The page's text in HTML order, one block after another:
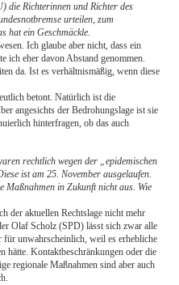
die Richterinnen und Richter des
urteilen, zum
hat ein Geschmäckle.
Ich glaube aber nicht, dass ein
ich eher davon Abstand genommen.
da. Ist es verhältnismäßig, wenn diese
betont. Natürlich ist die
angesichts der Bedrohungslage ist sie
hinterfragen, ob das auch
rechtlich wegen der „epidemischen
ist am 25. November ausgelaufen.
Maßnahmen in Zukunft nicht aus. Wie
der aktuellen Rechtslage nicht mehr
Olaf Scholz (SPD) lässt sich zwar alle
unwahrscheinlich, weil es erhebliche
Kontaktbeschränkungen oder die
regionale Maßnahmen sind aber auch